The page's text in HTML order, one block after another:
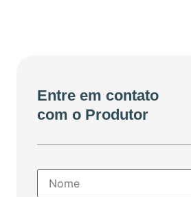
Entre em contato
com o Produtor